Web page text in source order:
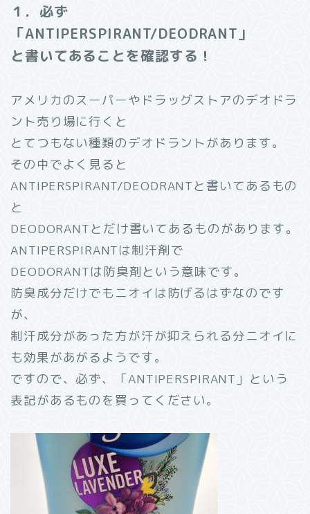
１．必ず
「ANTIPERSPIRANT/DEODRANT」
と書いてあることを確認する！
アメリカのスーパーやドラッグストアのデオドラ
ント売り場に行くと
とてつもない種類のデオドラントがあります。
その中でよく見ると
ANTIPERSPIRANT/DEODRANTと書いてあるもの
と
DEODORANTとだけ書いてあるものがあります。
ANTIPERSPIRANTは制汗剤で
DEODORANTは防臭剤という意味です。
防臭成分だけでもニオイは防げるはずなのです
が、
制汗成分があった方が汗が抑えられる分ニオイに
も効果があがるようです。
ですので、必ず、「ANTIPERSPIRANT」という
表記があるものを買ってください。